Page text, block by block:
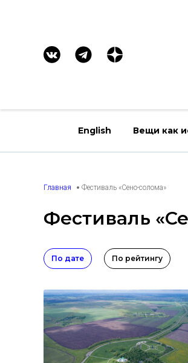
English Вещи как
Главная Фестиваль «Сено-солома»
Фестиваль
По дате По рейтингу